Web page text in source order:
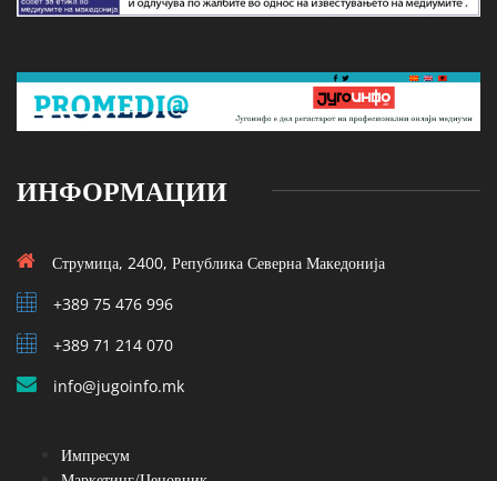
ИНФОРМАЦИИ
Струмица, 2400, Република Северна Македонија
+389 75 476 996
+389 71 214 070
info@jugoinfo.mk
Импресум